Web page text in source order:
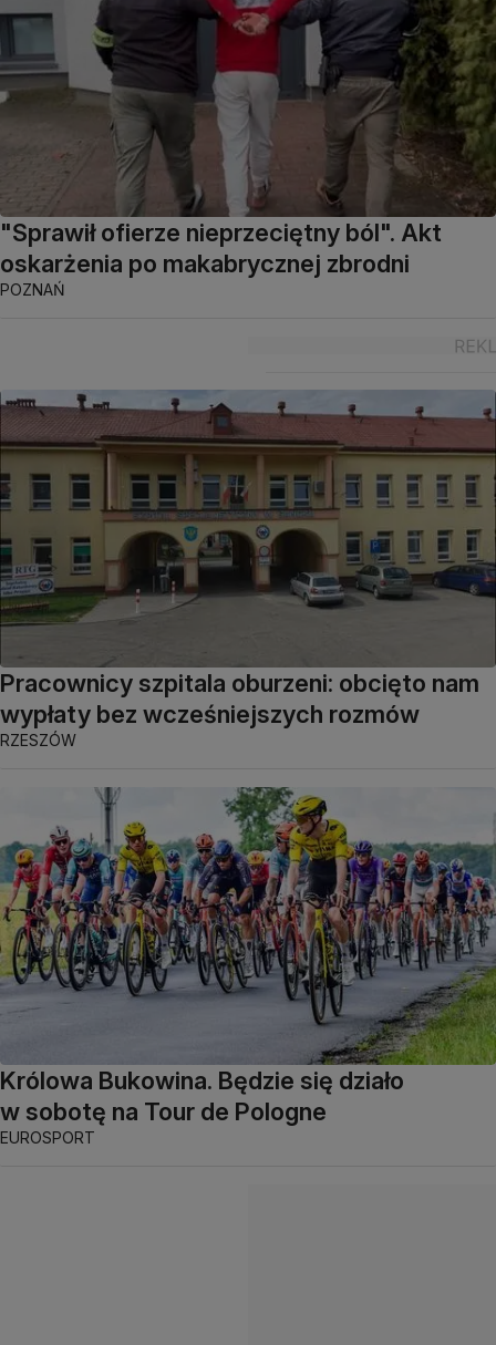
"Sprawił ofierze nieprzeciętny ból". Akt
oskarżenia po makabrycznej zbrodni
POZNAŃ
Pracownicy szpitala oburzeni: obcięto nam
wypłaty bez wcześniejszych rozmów
RZESZÓW
Królowa Bukowina. Będzie się działo
w sobotę na Tour de Pologne
EUROSPORT